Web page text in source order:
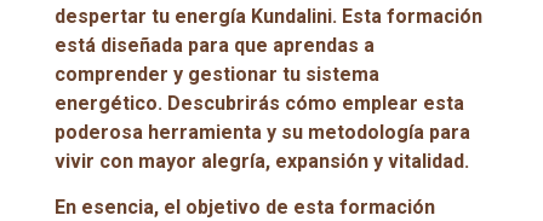
despertar tu energía Kundalini. Esta formación
está diseñada para que aprendas a
comprender y gestionar tu sistema
energético. Descubrirás cómo emplear esta
poderosa herramienta y su metodología para
vivir con mayor alegría, expansión y vitalidad.
En esencia, el objetivo de esta formación